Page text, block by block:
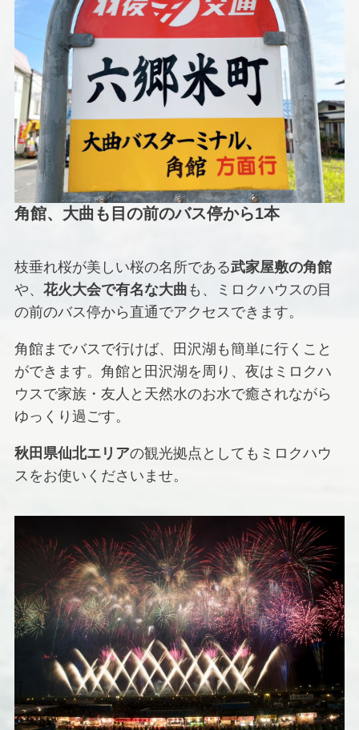
角館、大曲も目の前のバス停から1本
枝垂れ桜が美しい桜の名所である武家屋敷の角館
や、 花火大会で有名な大曲 も、ミロクハウスの目
の前のバス停から直通でアクセスできます。
角館までバスで行けば、田沢湖も簡単に行くこと
ができます。角館と田沢湖を周り、夜はミロクハ
ウスで家族・友人と天然水のお水で癒されながら
ゆっくり過ごす。
秋田県仙北エリアの観光拠点としてもミロクハウ
スをお使いくださいませ。